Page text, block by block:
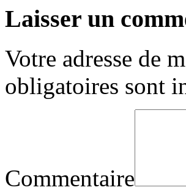
Laisser un
Votre adresse de
obligatoires sont
Commentaire